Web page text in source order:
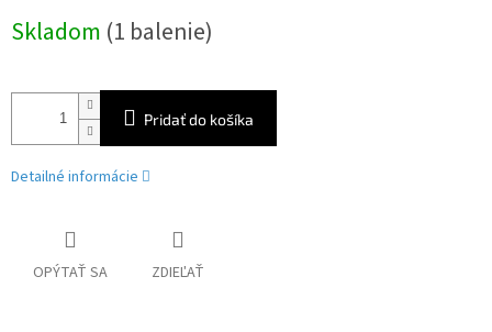
Skladom (1 balenie)
Pridať do košíka
Detailné informácie
OPÝTAŤ SA ZDIEĽAŤ